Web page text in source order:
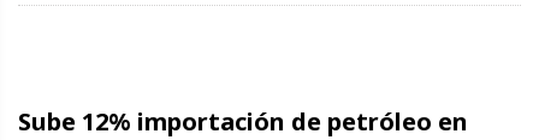
Sube 12% importación de petróleo en